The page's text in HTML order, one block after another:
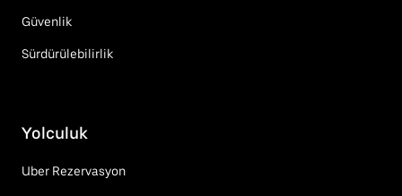
Güvenlik
Sürdürülebilirlik
Yolculuk
Uber Rezervasyon